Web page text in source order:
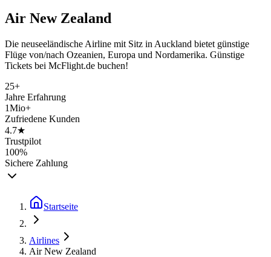
Air New Zealand
Die neuseeländische Airline mit Sitz in Auckland bietet günstige
Flüge von/nach Ozeanien, Europa und Nordamerika. Günstige
Tickets bei McFlight.de buchen!
25+
Jahre Erfahrung
1Mio+
Zufriedene Kunden
4.7★
Trustpilot
100%
Sichere Zahlung
Startseite
Airlines
Air New Zealand